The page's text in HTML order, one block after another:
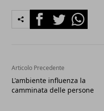
FacebookTwitterWhatsapp
Articolo Precedente
L'ambiente influenza la
camminata delle persone